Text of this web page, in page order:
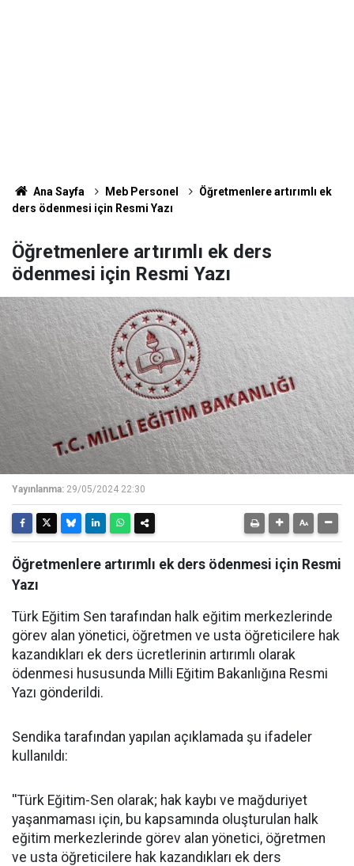
Ana Sayfa Meb Personel
Öğretmenlere artırımlı ek
ders ödenmesi için Resmi Yazı
Öğretmenlere artırımlı ek ders
ödenmesi için Resmi Yazı
Yayınlanma: 29/05/2024 22:30
Öğretmenlere artırımlı ek ders ödenmesi için Resmi
Yazı
Türk Eğitim Sen tarafından halk eğitim merkezlerinde
görev alan yönetici, öğretmen ve usta öğreticilere hak
kazandıkları ek ders ücretlerinin artırımlı olarak
ödenmesi hususunda Milli Eğitim Bakanlığına Resmi
Yazı gönderildi.
Sendika tarafından yapılan açıklamada şu ifadeler
kullanıldı:
''Türk Eğitim-Sen olarak; hak kaybı ve mağduriyet
yaşanmaması için, bu kapsamında oluşturulan halk
eğitim merkezlerinde görev alan yönetici, öğretmen
ve usta öğreticilere hak kazandıkları ek ders